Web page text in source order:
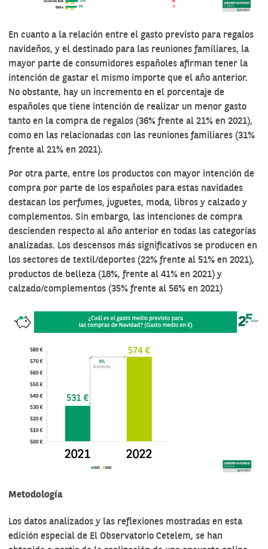
En cuanto a la relación entre el gasto previsto para regalos
navideños, y el destinado para las reuniones familiares, la
mayor parte de consumidores españoles afirman tener la
intención de gastar el mismo importe que el año anterior.
No obstante, hay un incremento en el porcentaje de
españoles que tiene intención de realizar un menor gasto
tanto en la compra de regalos (36% frente al 21% en 2021),
como en las relacionadas con las reuniones familiares (31%
frente al 21% en 2021).
Por otra parte, entre los productos con mayor intención de
compra por parte de los españoles para estas navidades
destacan los perfumes, juguetes, moda, libros y calzado y
complementos. Sin embargo, las intenciones de compra
descienden respecto al año anterior en todas las categorías
analizadas. Los descensos más significativos se producen en
los sectores de textil/deportes (22% frente al 51% en 2021),
productos de belleza (18%, frente al 41% en 2021) y
calzado/complementos (35% frente al 56% en 2021)
Metodología
Los datos analizados y las reflexiones mostradas en esta
edición especial de El Observatorio Cetelem, se han